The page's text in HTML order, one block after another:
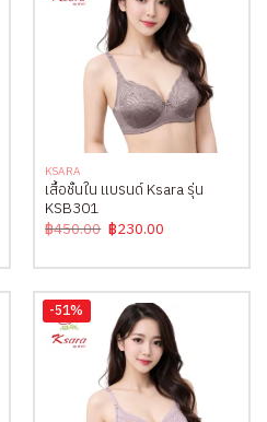
KSARA
เสื้อชั้นใน แบรนด์ Ksara รุ่น
KSB301
฿450.00 Original
price
฿450.00.
฿230.00
฿230.00.
-51%